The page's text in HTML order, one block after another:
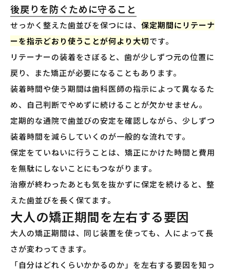
後戻りを防ぐために守ること
せっかく整えた歯並びを保つには、 保定期間にリテーナ
ーを指示どおり使うことが何より大切です。
リテーナーの装着をさぼると、歯が少しずつ元の位置に
戻り、また矯正が必要になることもあります。
装着時間や使う期間は歯科医師の指示によって異なるた
め、自己判断でやめずに続けることが欠かせません。
定期的な通院で歯並びの安定を確認しながら、少しずつ
装着時間を減らしていくのが一般的な流れです。
保定をていねいに行うことは、矯正にかけた時間と費用
を無駄にしないことにもつながります。
治療が終わったあとも気を抜かずに保定を続けると、整
えた歯並びを長く保てます。
大人の矯正期間を左右する要因
大人の矯正期間は、同じ装置を使っても、人によって長
さが変わってきます。
「自分はどれくらいかかるのか」を左右する要因を知っ